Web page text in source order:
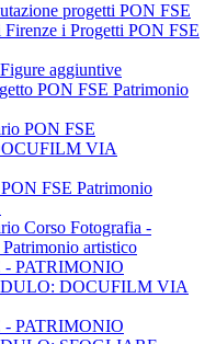
progetti PON FSE
i Progetti PON FSE
aggiuntive
PON FSE Patrimonio
PON FSE
VIA
FSE Patrimonio
Corso Fotografia -
artistico
- PATRIMONIO
DOCUFILM VIA
- PATRIMONIO